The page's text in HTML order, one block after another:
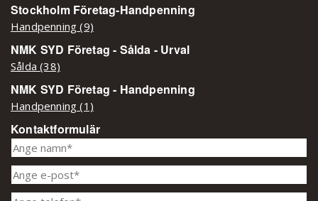
Stockholm Företag-Handpenning
Handpenning (9)
NMK SYD Företag - Sålda - Urval
Sålda (38)
NMK SYD Företag - Handpenning
Handpenning (1)
Kontaktformulär